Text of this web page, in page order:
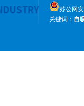
苏公网
关键词： 自